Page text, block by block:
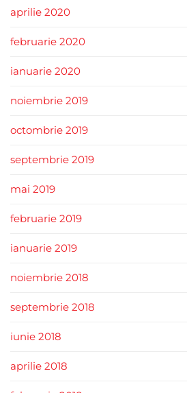
aprilie 2020
februarie 2020
ianuarie 2020
noiembrie 2019
octombrie 2019
septembrie 2019
mai 2019
februarie 2019
ianuarie 2019
noiembrie 2018
septembrie 2018
iunie 2018
aprilie 2018